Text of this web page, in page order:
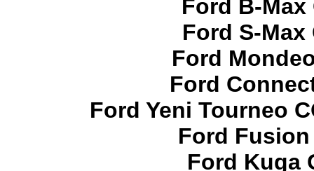
SOL ÖN KAPI DÖŞEMSİ
Ürün Kodu : 2017-2018 ford ranger şavft
Ford B-Max
Ford S-Max
Ford
Ford
Ford Yeni Tourneo
Ford Fusion
Ford Kuga